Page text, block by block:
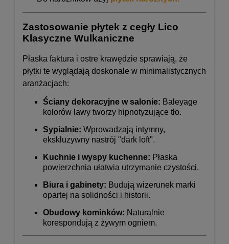
Zastosowanie płytek z cegły Lico
Klasyczne Wulkaniczne
Płaska faktura i ostre krawędzie sprawiają, że
płytki te wyglądają doskonale w minimalistycznych
aranżacjach:
Ściany dekoracyjne w salonie: Baleyage
kolorów lawy tworzy hipnotyzujące tło.
Sypialnie: Wprowadzają intymny,
ekskluzywny nastrój "dark loft".
Kuchnie i wyspy kuchenne: Płaska
powierzchnia ułatwia utrzymanie czystości.
Biura i gabinety: Budują wizerunek marki
opartej na solidności i historii.
Obudowy kominków: Naturalnie
korespondują z żywym ogniem.